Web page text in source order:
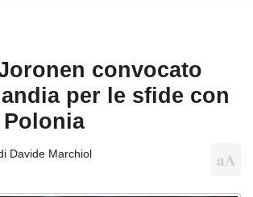
convocato
per le sfide con
Polonia
Davide Marchiol